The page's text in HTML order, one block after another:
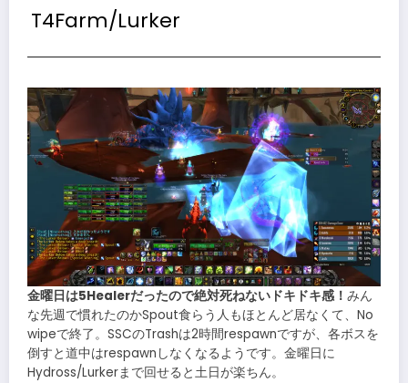
T4Farm/Lurker
金曜日は5Healerだったので絶対死ねないドキドキ感！ みん
な先週で慣れたのかSpout食らう人もほとんど居なくて、No
wipeで終了。SSCのTrashは2時間respawnですが、各ボスを
倒すと道中はrespawnしなくなるようです。金曜日に
Hydross/Lurkerまで回せると土日が楽ちん。